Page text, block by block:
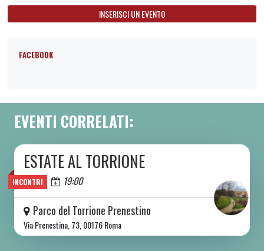
INSERISCI UN EVENTO
FACEBOOK
EVENTI CORRELATI:
INCONTRI
DA SAB 06/06 A SAB 08/08 2026
ESTATE AL TORRIONE
Oggi 19:00
Parco del Torrione Prenestino
Via Prenestina, 73, 00176 Roma